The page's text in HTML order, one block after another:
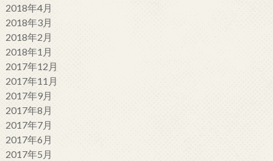
2018年4月
2018年3月
2018年2月
2018年1月
2017年12月
2017年11月
2017年9月
2017年8月
2017年7月
2017年6月
2017年5月